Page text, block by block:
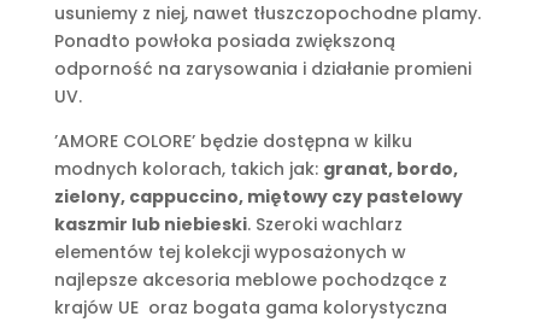
usuniemy z niej, nawet tłuszczopochodne plamy.
Ponadto powłoka posiada zwiększoną
odporność na zarysowania i działanie promieni
UV.
’AMORE COLORE’ będzie dostępna w kilku
modnych kolorach, takich jak: granat, bordo,
zielony, cappuccino, miętowy czy pastelowy
kaszmir lub niebieski. Szeroki wachlarz
elementów tej kolekcji wyposażonych w
najlepsze akcesoria meblowe pochodzące z
krajów UE oraz bogata gama kolorystyczna